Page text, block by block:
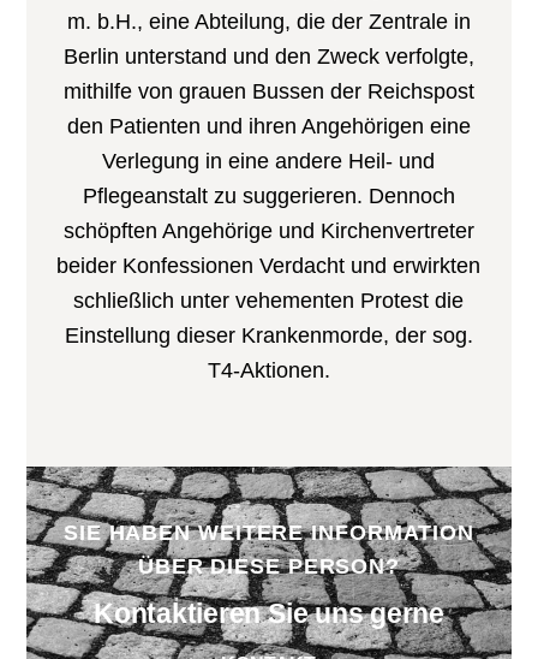
m. b.H., eine Abteilung, die der Zentrale in
Berlin unterstand und den Zweck verfolgte,
mithilfe von grauen Bussen der Reichspost
den Patienten und ihren Angehörigen eine
Verlegung in eine andere Heil- und
Pflegeanstalt zu suggerieren. Dennoch
schöpften Angehörige und Kirchenvertreter
beider Konfessionen Verdacht und erwirkten
schließlich unter vehementen Protest die
Einstellung dieser Krankenmorde, der sog.
T4-Aktionen.
SIE HABEN WEITERE INFORMATION
ÜBER DIESE PERSON?
Kontaktieren Sie uns gerne